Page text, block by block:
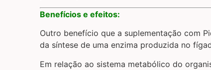
Benefícios e efeitos:
Outro benefício que a suplementação com
da síntese de uma enzima produzida no
Em relação ao sistema metabólico do